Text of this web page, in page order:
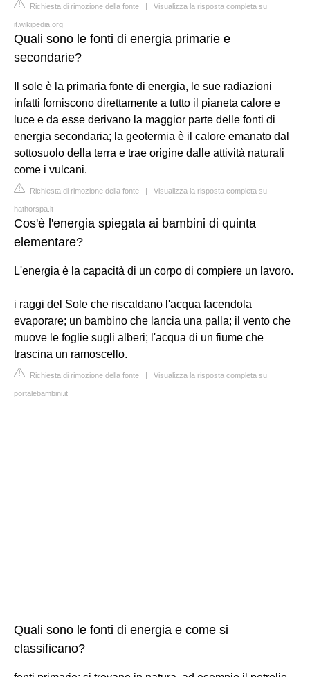
Richiesta di rimozione della fonte | Visualizza la risposta completa su
it.wikipedia.org
Quali sono le fonti di energia primarie e
secondarie?
Il sole è la primaria fonte di energia, le sue radiazioni
infatti forniscono direttamente a tutto il pianeta calore e
luce e da esse derivano la maggior parte delle fonti di
energia secondaria; la geotermia è il calore emanato dal
sottosuolo della terra e trae origine dalle attività naturali
come i vulcani.
Richiesta di rimozione della fonte | Visualizza la risposta completa su
hathorspa.it
Cos'è l'energia spiegata ai bambini di quinta
elementare?
L'energia è la capacità di un corpo di compiere un lavoro.
i raggi del Sole che riscaldano l'acqua facendola
evaporare; un bambino che lancia una palla; il vento che
muove le foglie sugli alberi; l'acqua di un fiume che
trascina un ramoscello.
Richiesta di rimozione della fonte | Visualizza la risposta completa su
portalebambini.it
Quali sono le fonti di energia e come si
classificano?